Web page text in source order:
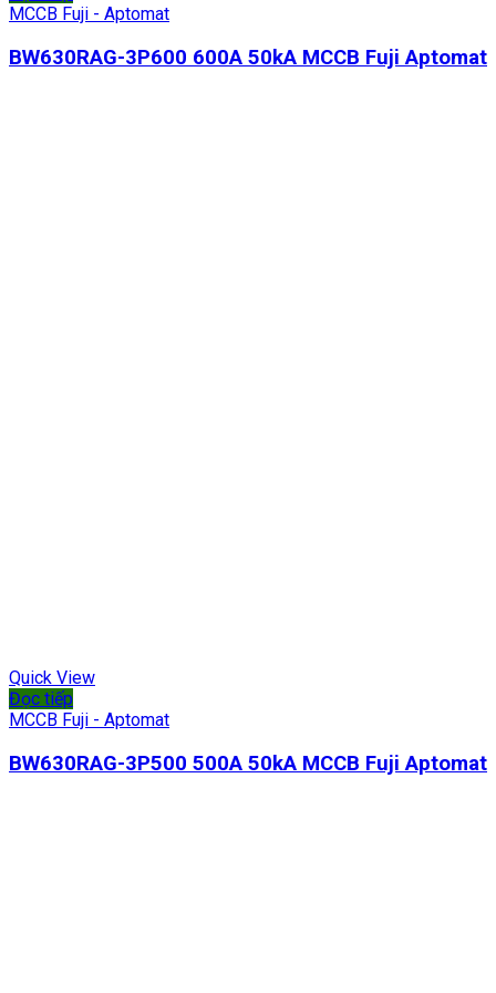
MCCB Fuji - Aptomat
BW630RAG-3P600 600A 50kA MCCB Fuji Aptomat
Quick View
Đọc tiếp
MCCB Fuji - Aptomat
BW630RAG-3P500 500A 50kA MCCB Fuji Aptomat